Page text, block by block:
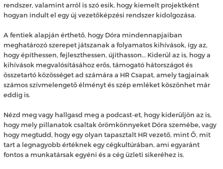
rendszer, valamint arról is szó esik, hogy kiemelt projektként
hogyan indult el egy új vezetőképzési rendszer kidolgozása.
A fentiek alapján érthető, hogy Dóra mindennapjaiban
meghatározó szerepet játszanak a folyamatos kihívások, így az,
hogy építhessen, fejleszthessen, újíthasson… Kiderül az is, hogy a
kihívások megvalósításához erős, támogató hátországot és
összetartó közösséget ad számára a HR Csapat, amely tagjainak
számos szívmelengető élményt és szép emléket köszönhet már
eddig is.
Nézd meg vagy hallgasd meg a podcast-et, hogy kiderüljön az is,
hogy mely pillanatok csaltak örömkönnyeket Dóra szemébe,vagy
hogy megtudd, hogy egy olyan tapasztalt HR vezető, mint Ő, mit
tart a legnagyobb értéknek egy cégkultúrában, ami egyaránt
fontos a munkatársak egyéni és a cég üzleti sikeréhez is.